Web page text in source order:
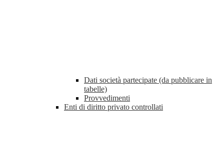
Dati società partecipate (da pubblicare in
tabelle)
Provvedimenti
Enti di diritto privato controllati